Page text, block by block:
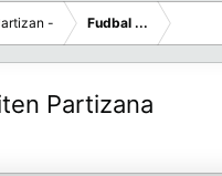
- Fudbal ...
Partizana